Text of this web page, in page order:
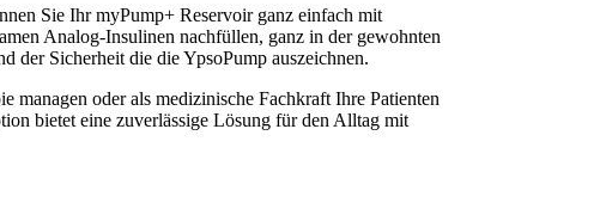
Sie Ihr myPump+ Reservoir ganz einfach mit
Analog-Insulinen nachfüllen, ganz in der gewohnten
der Sicherheit die die YpsoPump auszeichnen.
managen oder als medizinische Fachkraft Ihre Patienten
bietet eine zuverlässige Lösung für den Alltag mit